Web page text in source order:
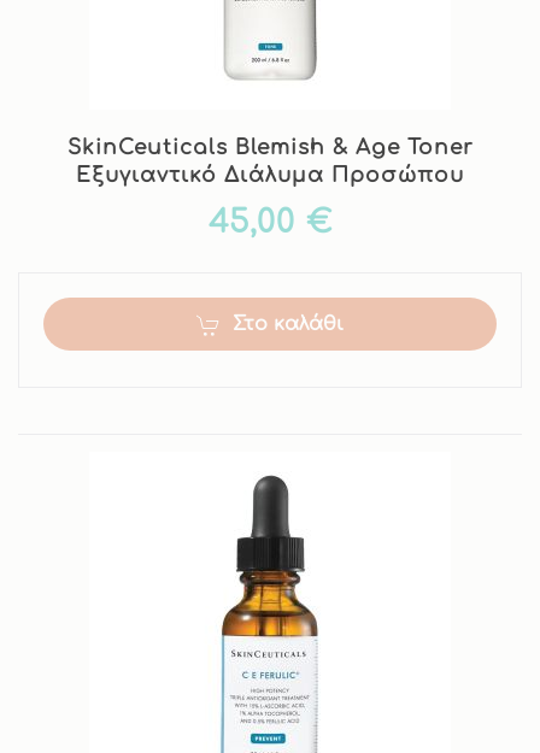
SkinCeuticals Blemish & Age Toner
Εξυγιαντικό Διάλυμα Προσώπου
45,00 €
Στο καλάθι